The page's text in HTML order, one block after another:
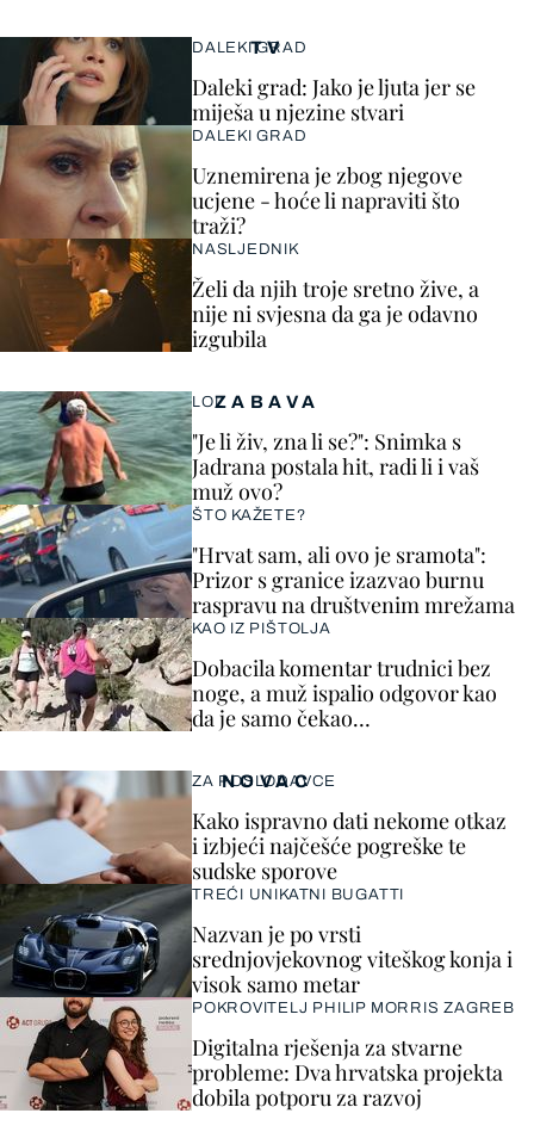
ZABAVA
LOL
"Je li živ, zna li se?": Snimka s
Jadrana postala hit, radi li i vaš
muž ovo?
ŠTO KAŽETE?
"Hrvat sam, ali ovo je sramota":
Prizor s granice izazvao burnu
raspravu na društvenim mrežama
KAO IZ PIŠTOLJA
Dobacila komentar trudnici bez
noge, a muž ispalio odgovor kao
da je samo čekao…
TV
DALEKI GRAD
Daleki grad: Jako je ljuta jer se
miješa u njezine stvari
DALEKI GRAD
Uznemirena je zbog njegove
ucjene - hoće li napraviti što
traži?
NASLJEDNIK
Želi da njih troje sretno žive, a
nije ni svjesna da ga je odavno
izgubila
NOVAC
ZA POSLODAVCE
Kako ispravno dati nekome otkaz
i izbjeći najčešće pogreške te
sudske sporove
TREĆI UNIKATNI BUGATTI
Nazvan je po vrsti
srednjovjekovnog viteškog konja i
visok samo metar
POKROVITELJ PHILIP MORRIS ZAGREB
Digitalna rješenja za stvarne
probleme: Dva hrvatska projekta
dobila potporu za razvoj